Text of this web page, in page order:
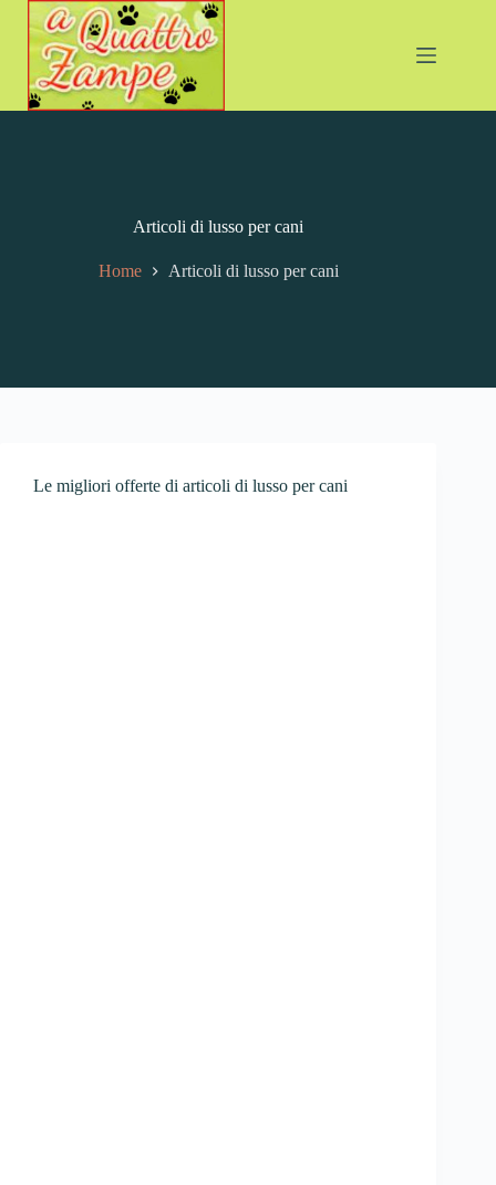
Articoli di lusso per cani
Home Articoli di lusso per cani
Le migliori offerte di articoli di lusso per cani